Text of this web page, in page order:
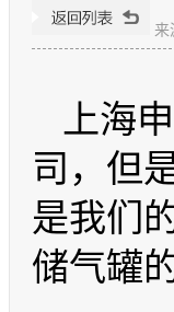
来
上海
司，但
是我们
储气罐